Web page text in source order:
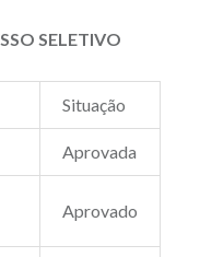
SELETIVO
Situação
Aprovada
Aprovado